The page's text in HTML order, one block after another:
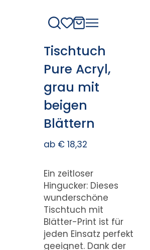
Tischtuch
Pure Acryl,
grau mit
beigen
Blättern
ab €18,32
Ein zeitloser
Hingucker: Dieses
wunderschöne
Tischtuch mit
Blätter-Print ist für
jeden Einsatz perfekt
geeignet. Dank der